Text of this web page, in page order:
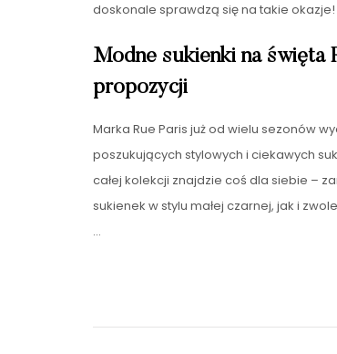
doskonale sprawdzą się na takie okazje!
Modne sukienki na święta
propozycji
Marka Rue Paris już od wielu sezonów
poszukujących stylowych i ciekawych
całej kolekcji znajdzie coś dla siebie –
sukienek w stylu małej czarnej, jak i
…